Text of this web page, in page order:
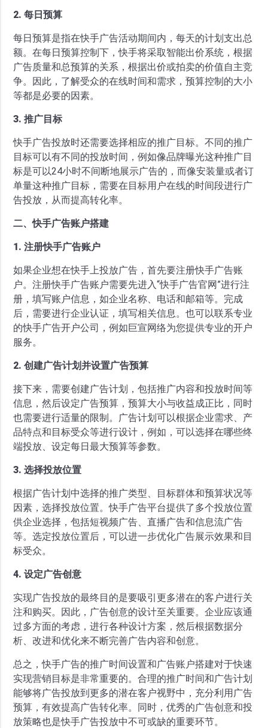
2. 每日预算
每日预算是指在快手广告活动期间内，每天的计划支出总
额。在每日预算控制下，快手将采取智能出价系统，根据
广告质量和总预算的关系，根据出价或拍卖的价值自主竞
争。因此，了解受众的在线时间和需求，预算控制的大小
等都是必要的因素。
3. 推广目标
快手广告投放时还需要选择相应的推广目标。不同的推广
目标可以有不同的投放时间，例如像品牌曝光这种推广目
标是可以24小时不间断地展示广告的，而像安装量或者订
单量这种推广目标，需要在目标用户在线的时间段进行广
告投放，从而提高转化率。
二、快手广告账户搭建
1. 注册快手广告账户
如果企业想在快手上投放广告，首先要注册快手广告账
户。注册快手广告账户需要先进入“快手广告官网”进行注
册，填写账户信息，如企业名称、电话和邮箱等。完成
后，需要进行企业认证，填写相关信息。也可以联系专业
的快手广告开户公司，例如巨宣网络为您提供专业的开户
服务。
2. 创建广告计划并设置广告预算
接下来，需要创建广告计划，包括推广内容和投放时间等
信息，然后设定广告预算，预算大小与收益成正比，同时
也需要进行适量的限制。广告计划可以根据企业需求、产
品特点和目标受众等进行设计，例如，可以选择在哪些终
端投放、设定每日最大预算等参数。
3. 选择投放位置
根据广告计划中选择的推广类型、目标群体和预算状况等
因素，选择投放位置。快手广告平台提供了多个投放位置
供企业选择，包括短视频广告、直播广告和信息流广告
等。选定投放位置后，可以进一步优化广告展示效果和目
标受众。
4. 设定广告创意
实现广告投放的最终目的是要吸引更多潜在的客户进行关
注和购买。因此，广告创意的设计至关重要。企业应该通
过多方面的考虑，进行各种设计方案，然后根据数据分
析、改进和优化来不断完善广告内容和创意。
总之，快手广告的推广时间设置和广告账户搭建对于快速
实现营销目标是非常重要的。合理的推广时间和广告计划
能够将广告投放到更多的潜在客户视野中，充分利用广告
预算，有效提高广告转化率。同时，优秀的广告创意和投
放策略也是快手广告投放中不可或缺的重要环节。